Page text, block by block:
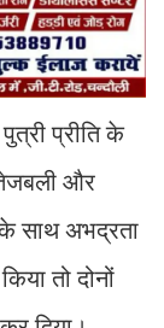
प्रीति के
और
साथ अभद्रता
तो दोनों